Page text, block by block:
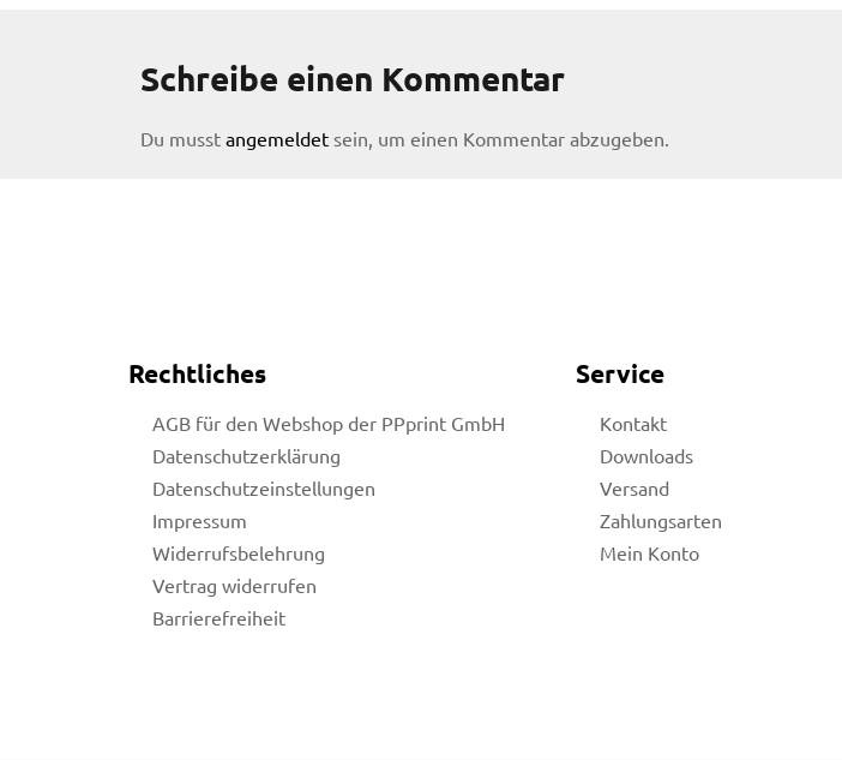
Schreibe einen Kommentar
Du musst angemeldet sein, um einen Kommentar abzugeben.
Rechtliches
AGB für den Webshop der PPprint GmbH
Datenschutzerklärung
Datenschutzeinstellungen
Impressum
Widerrufsbelehrung
Vertrag widerrufen
Barrierefreiheit
Service
Kontakt
Downloads
Versand
Zahlungsarten
Mein Konto